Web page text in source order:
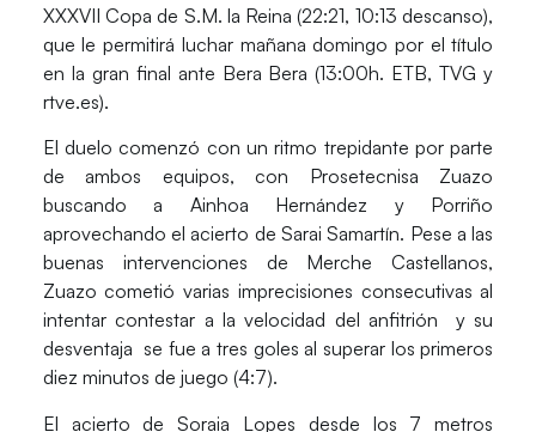
XXXVII Copa de S.M. la Reina(22:21, 10:13 descanso),
que le permitirá luchar mañana domingo por el título
en la gran final ante Bera Bera(13:00h. ETB, TVG y
rtve.es).
El duelo comenzó con un ritmo trepidante por parte
de ambos equipos, con Prosetecnisa Zuazo
buscando a Ainhoa Hernández y Porriño
aprovechando el acierto de Sarai Samartín. Pese a las
buenas intervenciones de Merche Castellanos,
Zuazo cometió varias imprecisiones consecutivas al
intentar contestar a la velocidad del anfitrión y su
desventaja se fue a tres goles al superar los primeros
diez minutos de juego (4:7).
El acierto de Soraia Lopes desde los 7 metros